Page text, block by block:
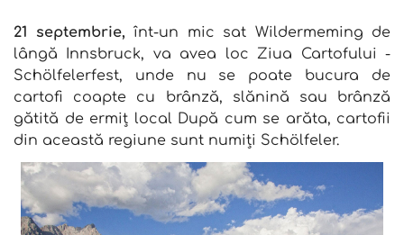
21 septembrie, înt-un mic sat Wildermeming de
lângă Innsbruck, va avea loc Ziua Cartofului -
Schölfelerfest, unde nu se poate bucura de
cartofi coapte cu brânză, slănină sau brânză
gătită de ermiț local După cum se arăta, cartofii
din această regiune sunt numiți Schölfeler.